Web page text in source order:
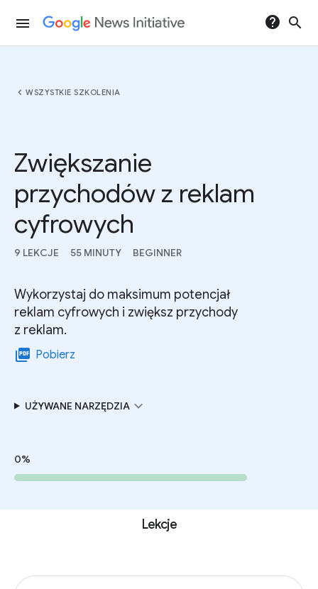
menu help search
chevron_left WSZYSTKIE SZKOLENIA
Zwiększanie
przychodów z reklam
cyfrowych
9 LEKCJE 55 MINUTY BEGINNER
Wykorzystaj do maksimum potencjał
reklam cyfrowych i zwiększ przychody
z reklam.
picture_as_pdf Pobierz
UŻYWANE NARZĘDZIAexpand_more
0%
Lekcje